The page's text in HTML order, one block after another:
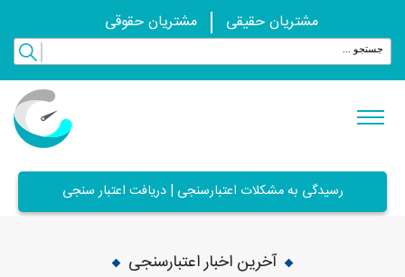
مشتریان حقیقی مشتریان حقوقی
رسیدگی به مشکلات اعتبارسنجی | دریافت اعتبار سنجی
آخرین اخبار اعتبارسنجی